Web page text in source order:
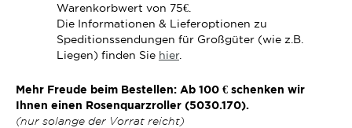
Warenkorbwert von 75€.
Die Informationen & Lieferoptionen zu
Speditionssendungen für Großgüter (wie z.B.
Liegen) finden Sie hier.
Mehr Freude beim Bestellen: Ab 100 € schenken wir
Ihnen einen Rosenquarzroller (5030.170).
(nur solange der Vorrat reicht)